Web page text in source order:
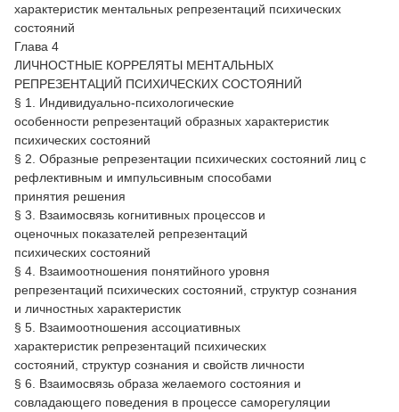
характеристик ментальных репрезентаций психических
состояний
Глава 4
ЛИЧНОСТНЫЕ КОРРЕЛЯТЫ МЕНТАЛЬНЫХ
РЕПРЕЗЕНТАЦИЙ ПСИХИЧЕСКИХ СОСТОЯНИЙ
§ 1. Индивидуально-психологические
особенности репрезентаций образных характеристик
психических состояний
§ 2. Образные репрезентации психических состояний лиц с
рефлективным и импульсивным способами
принятия решения
§ 3. Взаимосвязь когнитивных процессов и
оценочных показателей репрезентаций
психических состояний
§ 4. Взаимоотношения понятийного уровня
репрезентаций психических состояний, структур сознания
и личностных характеристик
§ 5. Взаимоотношения ассоциативных
характеристик репрезентаций психических
состояний, структур сознания и свойств личности
§ 6. Взаимосвязь образа желаемого состояния и
совладающего поведения в процессе саморегуляции